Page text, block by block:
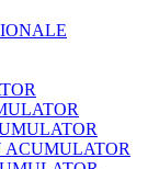
ACUMULATOR